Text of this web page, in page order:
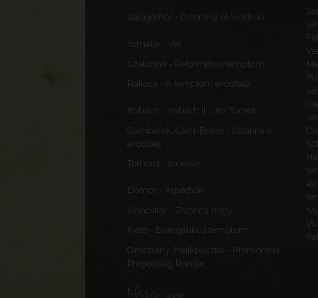
Sajógömör - Őrtorony, elővédmű
Tornalja - Vár
Szalonna - Református templom
Rakaca - A templom erődfala
Imbach - Imbach II., „Im Turner”
Csehberek, Cseh-Brézó - Szlatina II.
erődítés
Tömörd - Ilonavár
Dömös - Árpádvár
Alsócsitár - Zsibrica hegy
Kiéte - Evangélikus templom
Oroszlány (Majkpuszta) - Premontrei
Prépostság Romjai
Mobile app